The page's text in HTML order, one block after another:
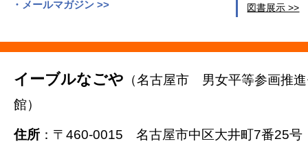
メールマガジン >>
図書展示 >>
イーブルなごや （名古屋市 男女平等参画推
館）
住所 ：〒460-0015 名古屋市中区大井町7番25号